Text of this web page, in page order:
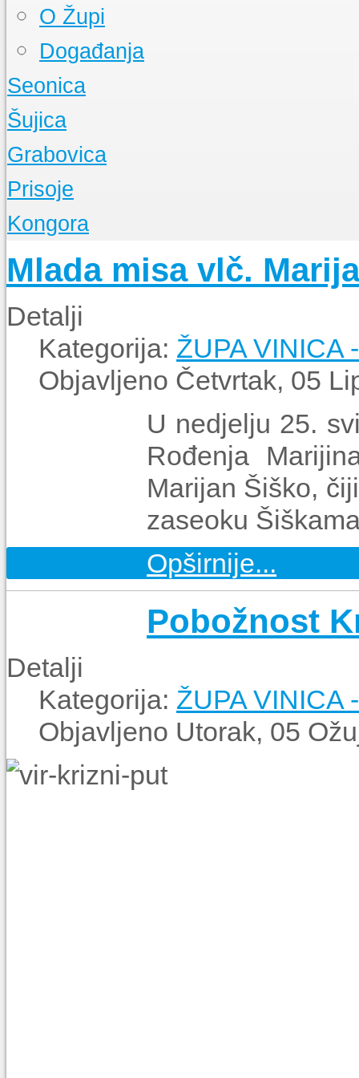
O Župi
Događanja
Seonica
O Župi
Događanja
Šujica
O Župi
Događanja
Grabovica
O Župi
Događanja
Prisoje
Događanja
Kongora
Događanja
Mlada misa vlč.
Detalji
Kategorija: ŽUPA VINICA
Objavljeno Četvrtak, 05
U nedjelju 25.
Rođenja
Marijan Šiško,
zaseoku
Opširnije...
Pobožnost
Detalji
Kategorija: ŽUPA VINICA
Objavljeno Utorak, 05